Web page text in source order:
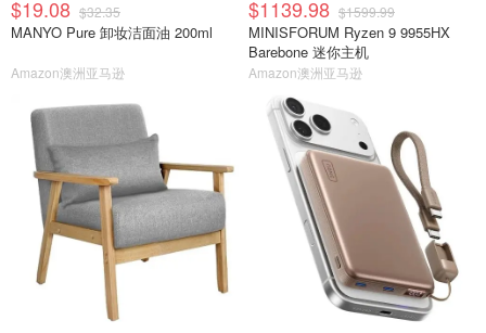
$19.08 $32.35
MANYO Pure 卸妆洁面油 200ml
Amazon澳洲亚马逊
$1139.98 $1599.99
MINISFORUM Ryzen 9 9955HX
Barebone 迷你主机
Amazon澳洲亚马逊